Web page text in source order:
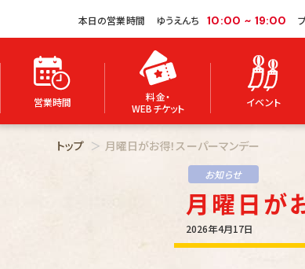
本日の営業時間 ゆうえんち 10:00 ~ 19:00
営業時間
料金・
WEBチケット
イベント
トップ 月曜日がお得！スーパーマンデー
お知らせ
月曜日が
2026年4月17日